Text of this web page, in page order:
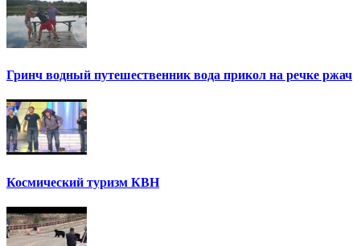
Гринч водный путешественник вода прикол на речке ржач
Космический туризм КВН